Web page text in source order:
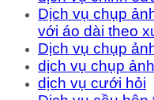
Dịch vụ chụp
với áo dài theo
Dịch vụ chụp
dịch vụ chụp
dịch vụ cưới hỏi